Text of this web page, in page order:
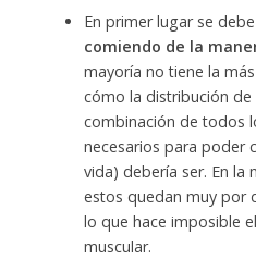
En primer lugar se
comiendo de la
mayoría no tiene la
cómo la distribución de
combinación de todos
necesarios para poder
vida) debería ser. En la
estos quedan muy por
lo que hace imposible
muscular.